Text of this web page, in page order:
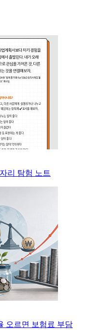
리 탐험 노트
오르면 보험료 부담